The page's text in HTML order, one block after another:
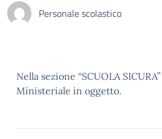
Personale scolastico
Nella sezione “SCUOLA
Ministeriale in oggetto.